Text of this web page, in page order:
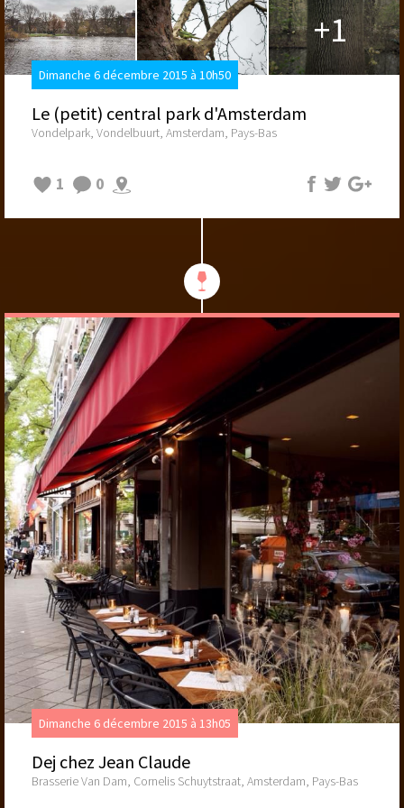
+1
Dimanche 6 décembre 2015 à 10h50
Le (petit) central park d'Amsterdam
Vondelpark, Vondelbuurt, Amsterdam, Pays-Bas
1 0
Dimanche 6 décembre 2015 à 13h05
Dej chez Jean Claude
Brasserie Van Dam, Cornelis Schuytstraat, Amsterdam, Pays-Bas